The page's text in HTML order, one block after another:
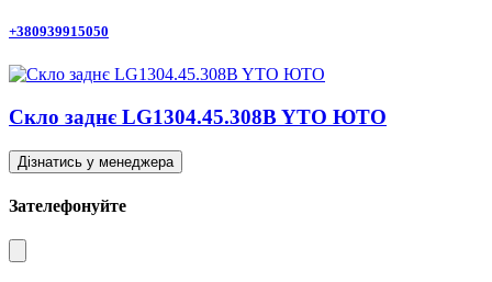
+380939915050
Скло заднє LG1304.45.308B YTO ЮТО
Дізнатись у менеджера
Зателефонуйте